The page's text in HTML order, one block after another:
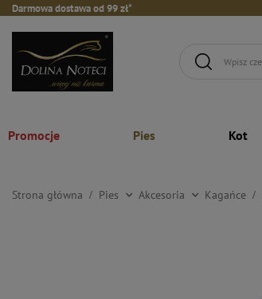
Darmowa dostawa od 99 zł*
Promocje Pies Kot
Strona główna Pies Akcesoria Kagańce